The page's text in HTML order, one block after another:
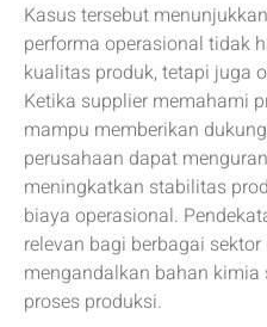
Kasus tersebut
performa operasional tidak
kualitas produk, tetapi juga
Ketika supplier memahami
mampu memberikan
perusahaan dapat
meningkatkan stabilitas
biaya operasional.
relevan bagi berbagai
mengandalkan bahan
proses produksi.